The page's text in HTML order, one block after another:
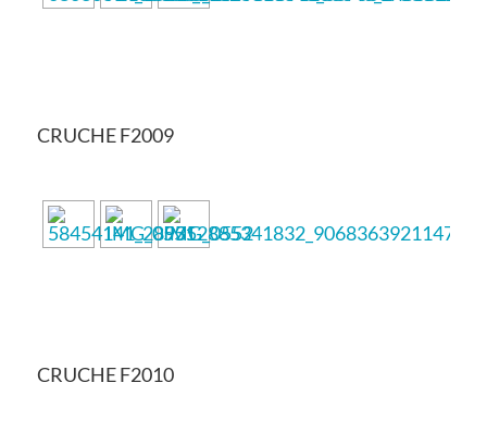
CRUCHE F2009
CRUCHE F2010